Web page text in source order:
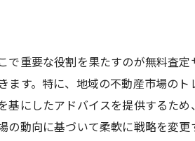
重要な役割を果たすのが無料査
す。特に、地域の不動産市場の
にしたアドバイスを提供するため
動向に基づいて柔軟に戦略を変